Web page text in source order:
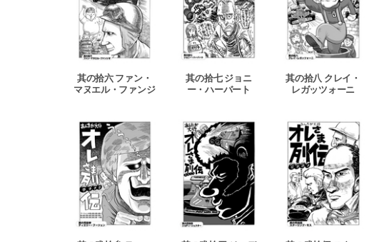
其の拾六 ファン・
マヌエル・ファンジ
其の拾七 ジョニ
ー・ハーバート
其の拾八 クレイ・
レガッツォーニ